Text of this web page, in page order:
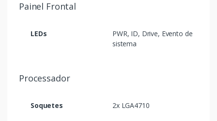
Painel Frontal
LEDs
PWR, ID, Drive, Evento de
sistema
Processador
Soquetes 2x LGA4710